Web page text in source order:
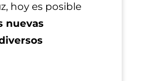
hoy es posible
nuevas